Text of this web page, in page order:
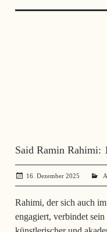
Said Ramin Rahimi:
16. Dezember 2025
Rahimi, der sich auch
engagiert, verbindet